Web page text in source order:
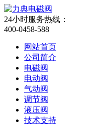
24小时服务热线：
400-0458-588
网站首页
公司简介
电磁阀
电动阀
气动阀
调节阀
液压阀
技术支持